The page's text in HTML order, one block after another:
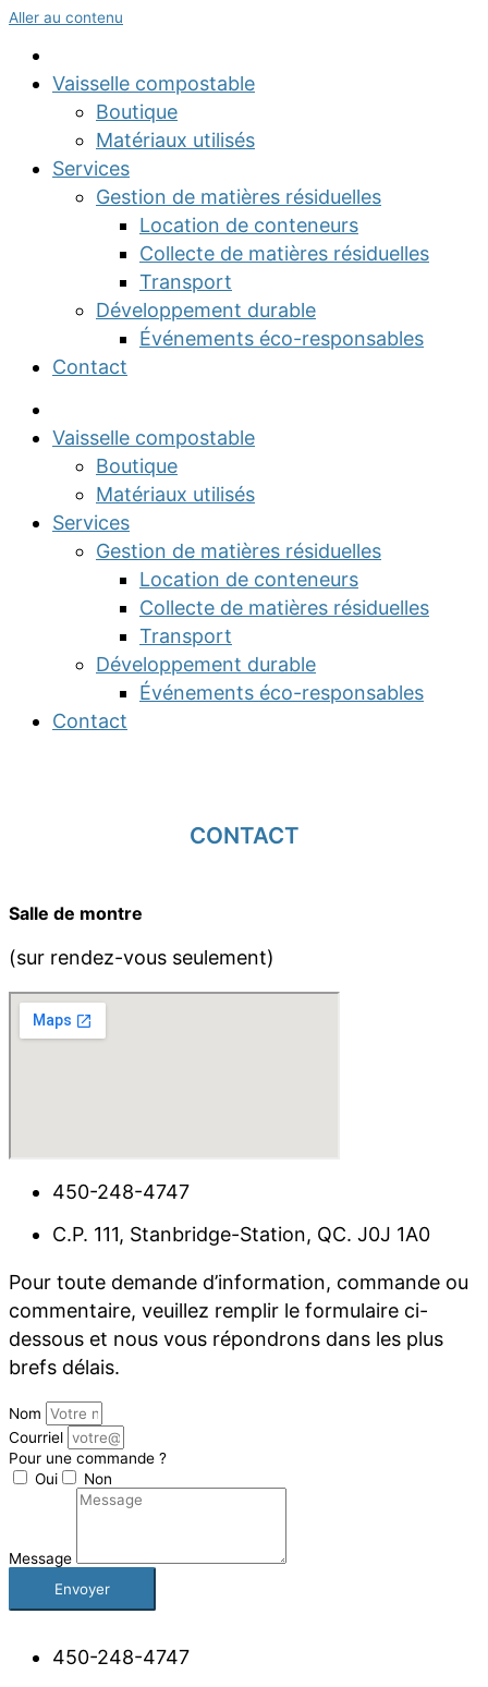
Aller au contenu
Vaisselle compostable
Boutique
Matériaux utilisés
Services
Gestion de matières résiduelles
Location de conteneurs
Collecte de matières résiduelles
Transport
Développement durable
Événements éco-responsables
Contact
Vaisselle compostable
Boutique
Matériaux utilisés
Services
Gestion de matières résiduelles
Location de conteneurs
Collecte de matières résiduelles
Transport
Développement durable
Événements éco-responsables
Contact
CONTACT
Salle de montre
(sur rendez-vous seulement)
450-248-4747
C.P. 111, Stanbridge-Station, QC. J0J 1A0
Pour toute demande d’information, commande ou
commentaire, veuillez remplir le formulaire ci-
dessous et nous vous répondrons dans les plus
brefs délais.
Nom
Courriel
Pour une commande ?
Oui
Non
Message
Envoyer
450-248-4747